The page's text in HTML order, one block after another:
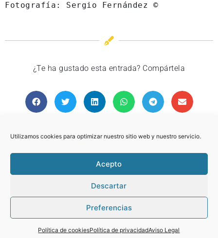
Utilizamos cookies para optimizar nuestro sitio web y nuestro servicio.
Acepto
Descartar
Preferencias
Política de cookiesPolítica de privacidadAviso Legal
Fotografía: Sergio Fernández ©
¿Te ha gustado esta entrada? Compártela
Popcorn Rocky 2.0.2.0
Aviso Legal
Política de privacidad
Política de cookies (UE)